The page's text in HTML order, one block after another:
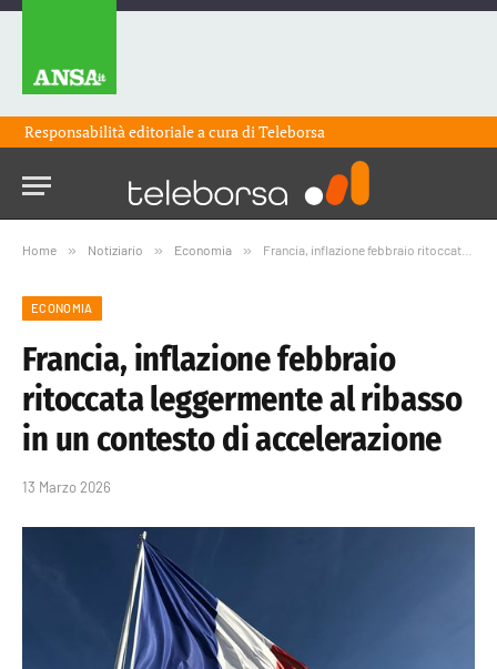
Responsabilità editoriale a cura diTeleborsa
Home » Notiziario » Economia » Francia, inflazione febbraio ritoccata leggermente al ribasso in un contesto di accelerazione
ECONOMIA
Francia, inflazione febbraio
ritoccata leggermente al ribasso
in un contesto di accelerazione
13 Marzo 2026